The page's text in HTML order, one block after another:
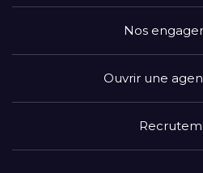
Nos
Ouvrir une